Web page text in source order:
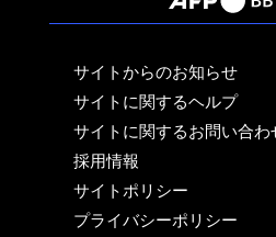
サイトからのお知らせ
サイトに関するヘルプ
サイトに関するお問い合わ
採用情報
サイトポリシー
プライバシーポリシー